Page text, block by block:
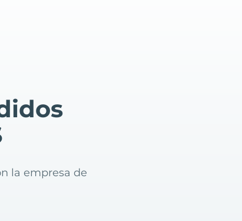
la empresa de